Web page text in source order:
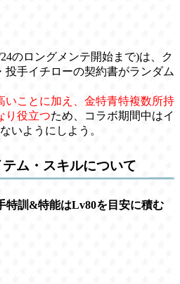
のロングメンテ開始まで)は、ク
投手イチローの契約書がランダム
いことに加え、金特青特複数所持
り役立つため、コラボ期間中はイ
いようにしよう。
ム・スキルについて
特訓&特能はLv80を目安に積む